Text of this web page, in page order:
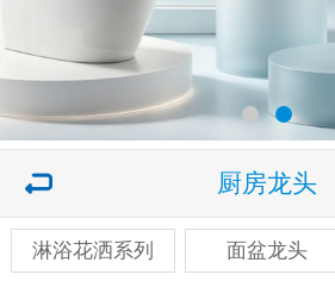
厨房龙头
淋浴花洒系列 面盆龙头